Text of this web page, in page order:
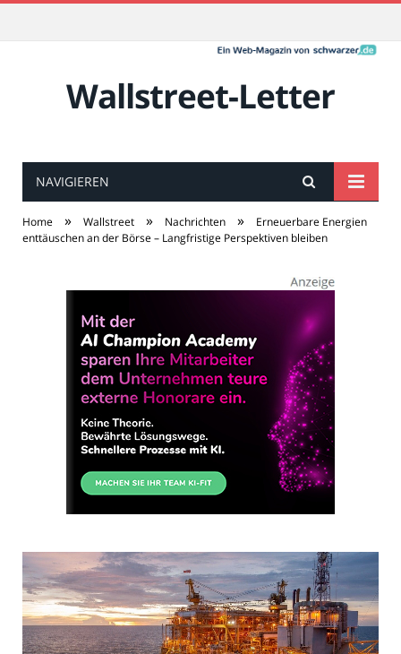
Wallstreet-Letter
NAVIGIEREN
Home » Wallstreet » Nachrichten »
Erneuerbare Energien
enttäuschen an der Börse – Langfristige Perspektiven bleiben